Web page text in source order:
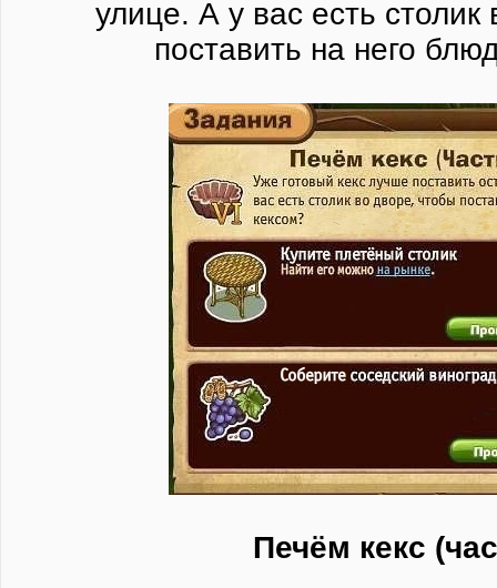
улице. А у вас есть
поставить на него
Печём кекс